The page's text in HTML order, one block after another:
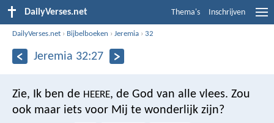
DailyVerses.net Thema's Inschrijven
DailyVerses.net › Bijbelboeken ›Jeremia ›32
Jeremia 32:27
Zie, Ik ben de HEERE, de God van alle vlees. Zou
ook maar iets voor Mij te wonderlijk zijn?